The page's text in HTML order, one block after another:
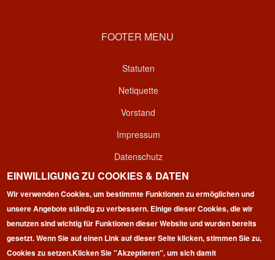
FOOTER MENU
Statuten
Netiquette
Vorstand
Impressum
Datenschutz
Kontakt
Login
EINWILLIGUNG ZU COOKIES & DATEN
Wir verwenden Cookies, um bestimmte Funktionen zu ermöglichen und
unsere Angebote ständig zu verbessern. Einige dieser Cookies, die wir
benutzen sind wichtig für Funktionen dieser Website und wurden bereits
gesetzt. Wenn Sie auf einen Link auf dieser Seite klicken, stimmen Sie zu,
Cookies zu setzen.Klicken Sie "Akzeptieren", um sich damit